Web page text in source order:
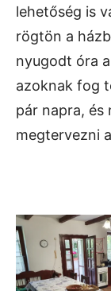
lehetőség is
rögtön a
nyugodt óra
azoknak fog
pár napra, és
megtervezni